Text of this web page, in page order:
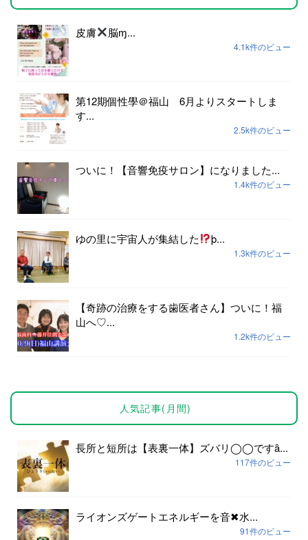
皮膚 脳ɱ...
4.1k件のビュー
第12期個性學＠福山 6月よりスタートしま
す...
2.5k件のビュー
ついに！【音響免疫サロン】になりました...
1.4k件のビュー
ゆの里に宇宙人が集結した þ...
1.3k件のビュー
【奇跡の治療をする歯医者さん】ついに！福
山へ♡...
1.2k件のビュー
人気記事(月間)
長所と短所は【表裏一体】ズバリ◯◯ですȃ...
117件のビュー
ライオンズゲートエネルギーを音✖︎水...
91件のビュー